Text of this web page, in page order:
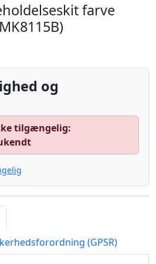
farve
og
tilgængelig:
(GPSR)